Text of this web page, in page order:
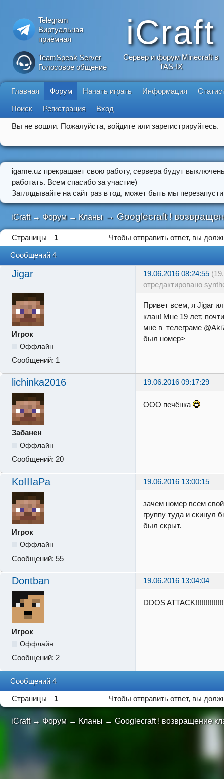
Telegram
Виртуальная
приёмная
TeamSpeak Server
Голосовое общение
iCraft
Сервер и форум Minecraft в
TAS-IX
Главная Форум Начать играть Информация
Поиск Регистрация Вход
Вы не вошли. Пожалуйста, войдите или зарегистрируйтесь.
igame.uz прекращает свою работу, сервера будут
работать. Всем спасибо за участие)
Заглядывайте на сайт раз в год, может быть мы
iCraft → Форум → Кланы → Googlecraft !
Страницы 1 Чтобы отправить ответ, вы
Сообщений 4
Jigar 19.06.2016 08:24:55
отредактировано
Игрок
Оффлайн
Сообщений: 1
Привет всем, я Jigar
клан! Мне 19 лет,
мне в телеграме
был номер>
lichinka2016 19.06.2016 09:17:29
Забанен
Оффлайн
Сообщений: 20
ООО печёнка
KoIIIaPa 19.06.2016 13:00:15
Игрок
Оффлайн
Сообщений: 55
зачем номер всем
группу туда и скинул
был скрыт.
Dontban 19.06.2016 13:04:04
Игрок
Оффлайн
Сообщений: 2
DDOS
Сообщений 4
Страницы 1 Чтобы отправить ответ, вы
iCraft → Форум → Кланы →Googlecraft ! возвращение